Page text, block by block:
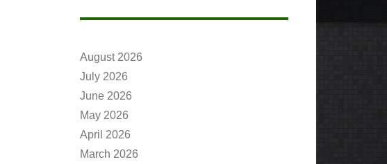
August 2026
July 2026
June 2026
May 2026
April 2026
March 2026